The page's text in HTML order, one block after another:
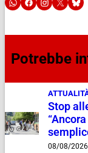
Potrebbe
Stop
08/08/2026